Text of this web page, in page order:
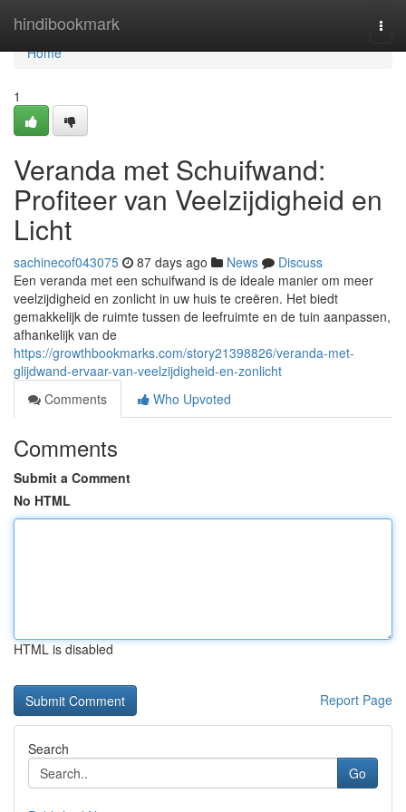
hindibookmark
Home
Home
1
Veranda met Schuifwand:
Profiteer van Veelzijdigheid en
Licht
sachinecof043075 87 days ago News
Discuss
Een veranda met een schuifwand is de ideale manier om meer
veelzijdigheid en zonlicht in uw huis te creëren. Het biedt
gemakkelijk de ruimte tussen de leefruimte en de tuin aanpassen,
afhankelijk van de
https://growthbookmarks.com/story21398826/veranda-met-
glijdwand-ervaar-van-veelzijdigheid-en-zonlicht
Comments
Who Upvoted
Comments
Submit a Comment
No HTML
HTML is disabled
Report Page
Search
Go